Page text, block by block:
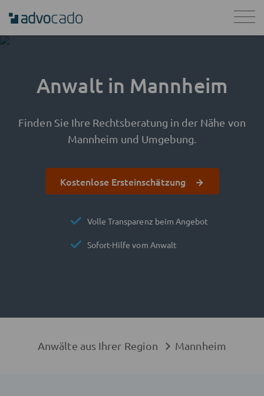
Anwalt in Mannheim
Finden Sie Ihre Rechtsberatung in der Nähe von
Mannheim und Umgebung.
Kostenlose Ersteinschätzung
Volle Transparenz beim Angebot
Sofort-Hilfe vom Anwalt
Anwälte aus Ihrer Region Mannheim